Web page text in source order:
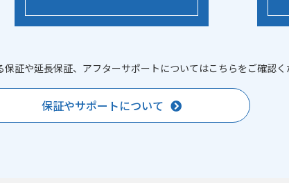
証や延長保証、アフターサポートについてはこちらをご確認く
保証やサポートについて